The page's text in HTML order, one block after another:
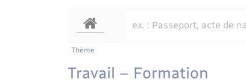
Thème
Travail – Formation